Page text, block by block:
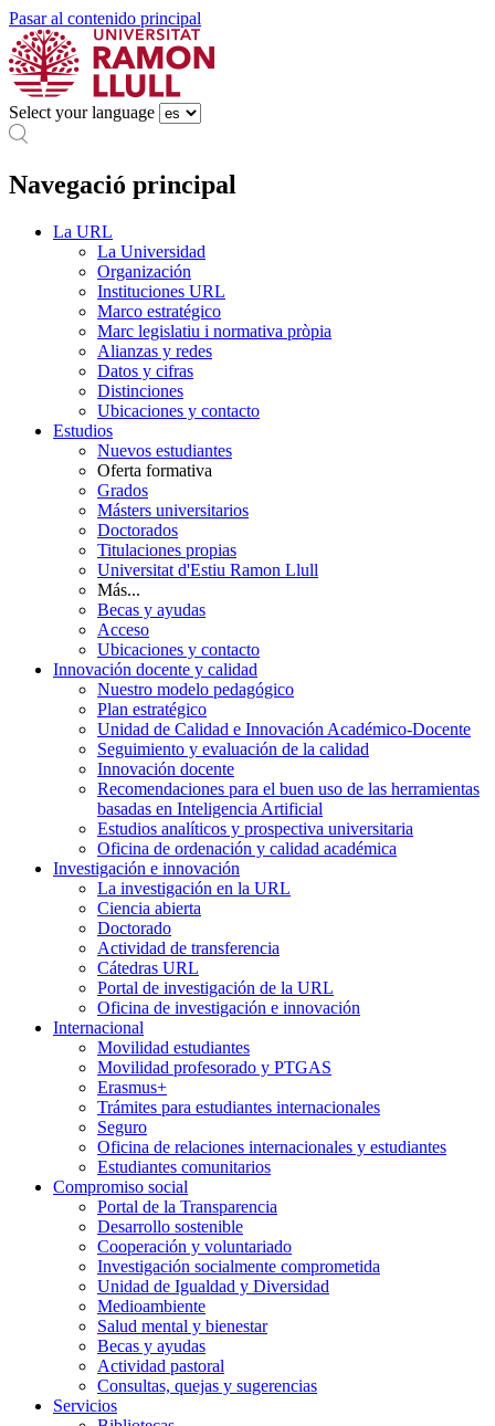
Pasar al contenido principal
Select your language
Navegació principal
La URL
La Universidad
Organización
Instituciones URL
Marco estratégico
Marc legislatiu i normativa pròpia
Alianzas y redes
Datos y cifras
Distinciones
Ubicaciones y contacto
Estudios
Nuevos estudiantes
Oferta formativa
Grados
Másters universitarios
Doctorados
Titulaciones propias
Universitat d'Estiu Ramon Llull
Más...
Becas y ayudas
Acceso
Ubicaciones y contacto
Innovación docente y calidad
Nuestro modelo pedagógico
Plan estratégico
Unidad de Calidad e Innovación Académico-Docente
Seguimiento y evaluación de la calidad
Innovación docente
Recomendaciones para el buen uso de las herramientas
basadas en Inteligencia Artificial
Estudios analíticos y prospectiva universitaria
Oficina de ordenación y calidad académica
Investigación e innovación
La investigación en la URL
Ciencia abierta
Doctorado
Actividad de transferencia
Cátedras URL
Portal de investigación de la URL
Oficina de investigación e innovación
Internacional
Movilidad estudiantes
Movilidad profesorado y PTGAS
Erasmus+
Trámites para estudiantes internacionales
Seguro
Oficina de relaciones internacionales y estudiantes
Estudiantes comunitarios
Compromiso social
Portal de la Transparencia
Desarrollo sostenible
Cooperación y voluntariado
Investigación socialmente comprometida
Unidad de Igualdad y Diversidad
Medioambiente
Salud mental y bienestar
Becas y ayudas
Actividad pastoral
Consultas, quejas y sugerencias
Servicios